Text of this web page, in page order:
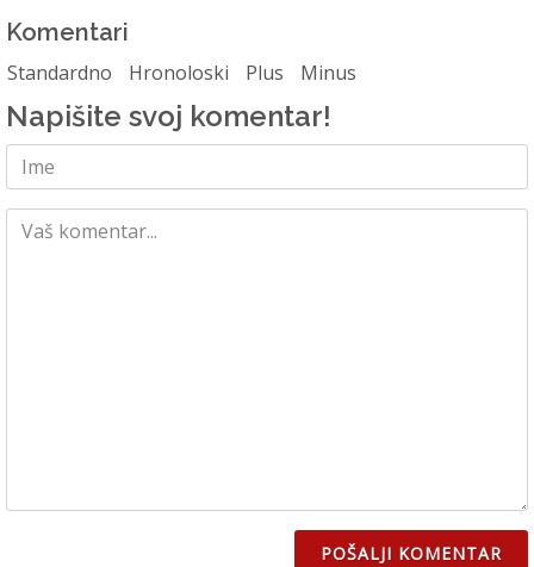
Komentari
Standardno Hronoloski Plus Minus
Napišite svoj komentar!
POŠALJI KOMENTAR